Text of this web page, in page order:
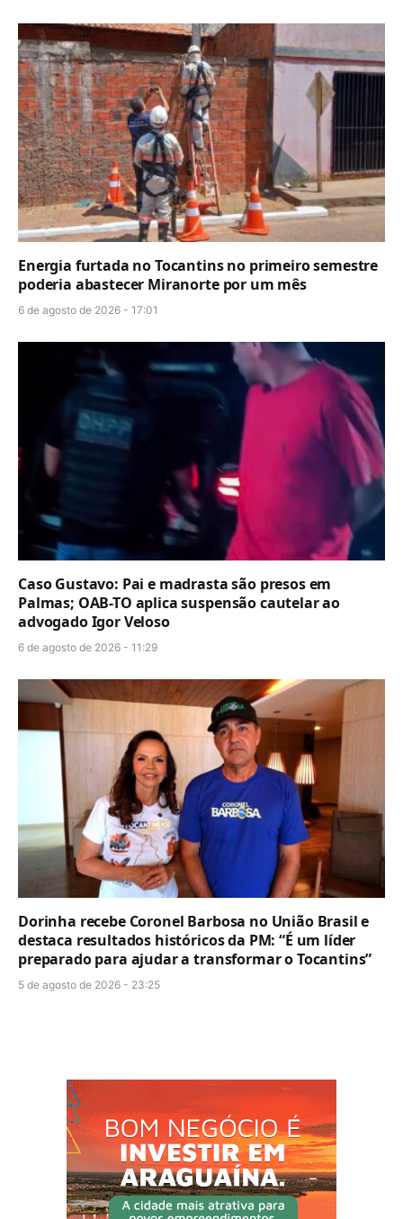
Energia furtada no Tocantins no primeiro semestre
poderia abastecer Miranorte por um mês
6 de agosto de 2026 - 17:01
Caso Gustavo: Pai e madrasta são presos em
Palmas; OAB-TO aplica suspensão cautelar ao
advogado Igor Veloso
6 de agosto de 2026 - 11:29
Dorinha recebe Coronel Barbosa no União Brasil e
destaca resultados históricos da PM: “É um líder
preparado para ajudar a transformar o Tocantins”
5 de agosto de 2026 - 23:25